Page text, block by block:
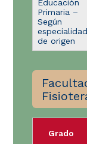
Educación
Primaria –
Según
especialidad
de origen
Grado